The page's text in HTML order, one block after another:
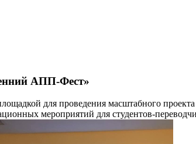
АПП-Фест»
для проведения масштабного
мероприятий для студентов-